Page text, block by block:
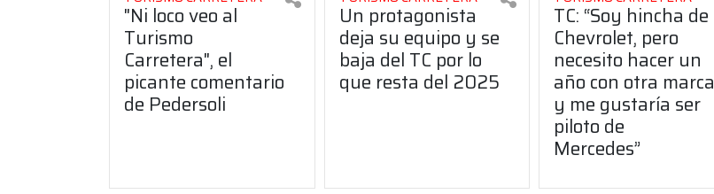
"Ni loco veo al
Turismo
Carretera", el
picante comentario
de Pedersoli
Un protagonista
deja su equipo y se
baja del TC por lo
que resta del 2025
TC: “Soy hincha de
Chevrolet, pero
necesito hacer un
año con otra marca
y me gustaría ser
piloto de
Mercedes”